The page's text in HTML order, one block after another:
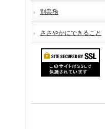
別業務
ささやかにできること